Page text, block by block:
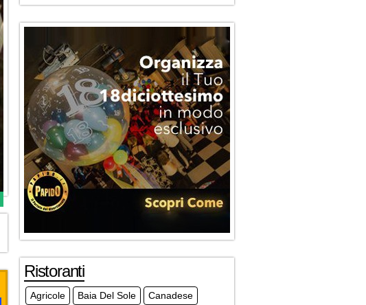
Ristoranti
Agricole Baia Del Sole
Canadese